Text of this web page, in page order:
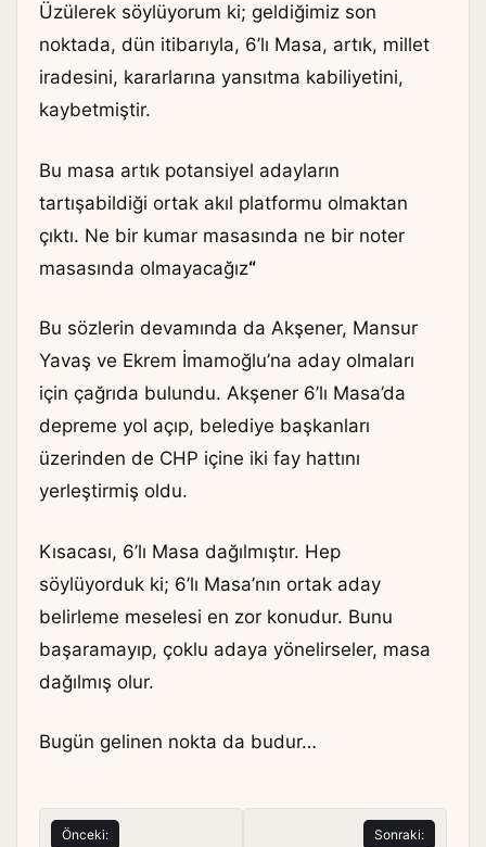
Üzülerek söylüyorum ki; geldiğimiz son
noktada, dün itibarıyla, 6’lı Masa, artık, millet
iradesini, kararlarına yansıtma kabiliyetini,
kaybetmiştir.
Bu masa artık potansiyel adayların
tartışabildiği ortak akıl platformu olmaktan
çıktı. Ne bir kumar masasında ne bir noter
masasında olmayacağız“
Bu sözlerin devamında da Akşener, Mansur
Yavaş ve Ekrem İmamoğlu’na aday olmaları
için çağrıda bulundu. Akşener 6’lı Masa’da
depreme yol açıp, belediye başkanları
üzerinden de CHP içine iki fay hattını
yerleştirmiş oldu.
Kısacası, 6’lı Masa dağılmıştır. Hep
söylüyorduk ki; 6’lı Masa’nın ortak aday
belirleme meselesi en zor konudur. Bunu
başaramayıp, çoklu adaya yönelirseler, masa
dağılmış olur.
Bugün gelinen nokta da budur…
Yazı
Önceki: Sonraki: